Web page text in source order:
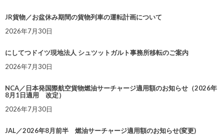
JR貨物／お盆休み期間の貨物列車の運転計画について
2026年7月30日
にしてつドイツ現地法人 シュツットガルト事務所移転のご案内
2026年7月30日
NCA／日本発国際航空貨物燃油サーチャージ適用額のお知らせ（2026年
8月1日適用 改定）
2026年7月30日
JAL／2026年8月前半 燃油サーチャージ適用額のお知らせ(変更)